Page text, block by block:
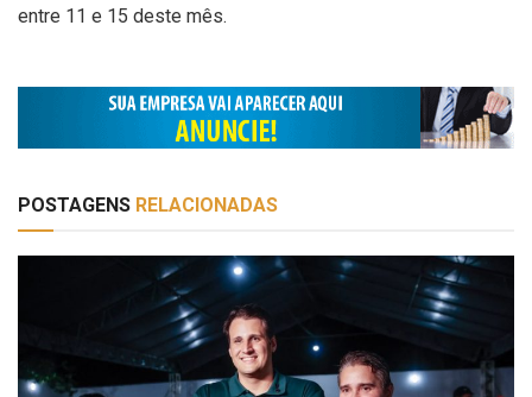
entre 11 e 15 deste mês.
POSTAGENS RELACIONADAS